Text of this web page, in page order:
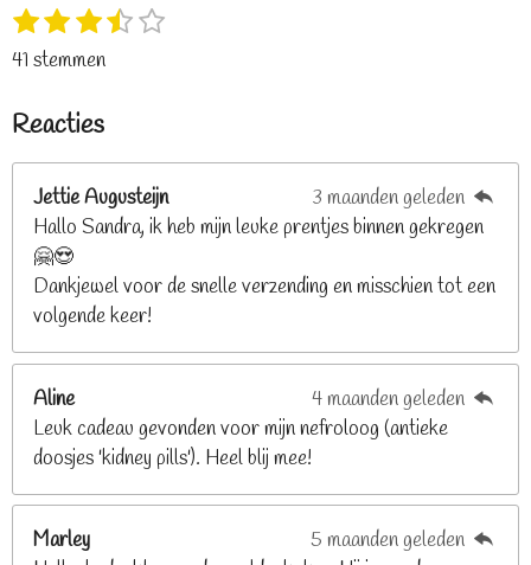
R
a
i
n
g
8
8
1
s
t
e
r
2
s
t
r
r
e
n
3
s
t
e
r
r
e
n
4
t
r
e
n
5
r
e
n
S
e
41 stemmen
Reacties
Jettie Augusteijn
3 maanden geleden
Hallo Sandra, ik heb mijn leuke prentjes binnen gekregen
🤗😍
Dankjewel voor de snelle verzending en misschien tot een
volgende keer!
Aline
4 maanden geleden
Leuk cadeau gevonden voor mijn nefroloog (antieke
doosjes 'kidney pills'). Heel blij mee!
Marley
5 maanden geleden